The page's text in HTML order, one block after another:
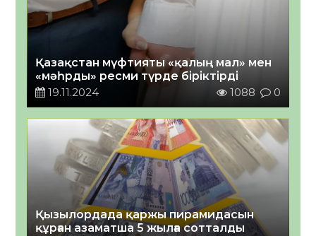
Қазақстан мүфтияты «қалың мал» мен
«мәһрды» ресми түрде біріктірді
19.11.2024
1088 0
Қызылордада қаржы пирамидасын
құрған азаматша 5 жылға сотталды